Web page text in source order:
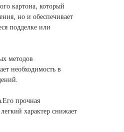
картона, который
но и обеспечивает
подделке или
методов
необходимость в
прочная
характер снижает